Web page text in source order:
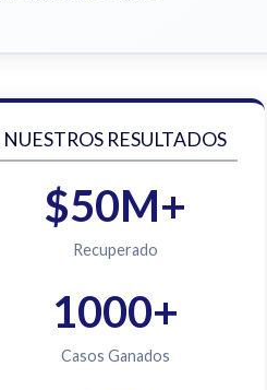
NUESTROS RESULTADOS
$50M+
Recuperado
1000+
Casos Ganados